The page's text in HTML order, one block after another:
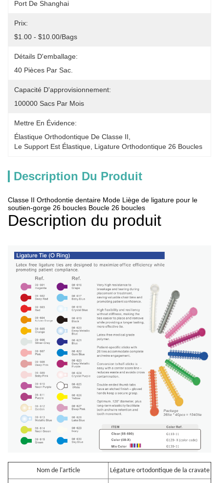
Port De Shanghai
Prix:
$1.00 - $10.00/bags
Détails D'emballage:
40 Pièces Par Sac.
Capacité D'approvisionnement:
100000 Sacs Par Mois
Mettre En Évidence:
Élastique Orthodontique De Classe II
Le Support Est Élastique Ligature Orthodontique 26 Boucles
Description Du Produit
Classe II Orthodontie dentaire Mode Liège de ligature pour le
soutien-gorge 26 boucles Boucle 26 boucles
Description du produit
Nom de l'article Légature ortodontique de la cravate